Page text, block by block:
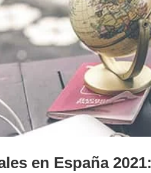
en España